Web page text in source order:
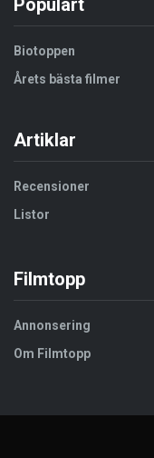
Populärt
Biotoppen
Årets bästa filmer
Artiklar
Recensioner
Listor
Filmtopp
Annonsering
Om Filmtopp